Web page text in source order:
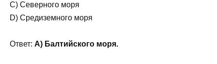
C) Северного моря
D) Средиземного моря
Ответ: A) Балтийского моря.